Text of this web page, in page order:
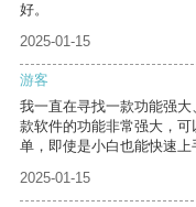
好。
2025-01-15
游客
我一直在寻找一款功能强
款软件的功能非常强大，
单，即使是小白也能快速上
2025-01-15